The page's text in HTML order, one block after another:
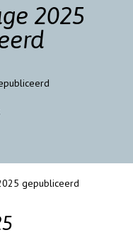
2025
gepubliceerd